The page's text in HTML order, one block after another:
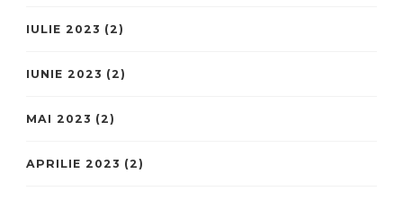
IULIE 2023 (2)
IUNIE 2023 (2)
MAI 2023 (2)
APRILIE 2023 (2)